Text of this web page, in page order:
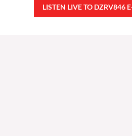
LISTEN LIVE TO DZRV846